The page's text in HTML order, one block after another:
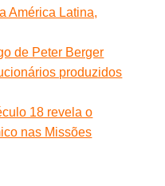
América Latina,
de Peter Berger
produzidos
18 revela o
nas Missões